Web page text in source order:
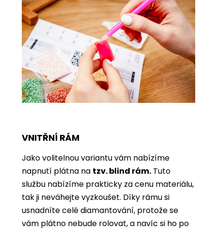
VNITŘNÍ RÁM
Jako volitelnou variantu vám nabízíme
napnutí plátna na tzv. blind rám. Tuto
službu nabízíme prakticky za cenu materiálu,
tak ji neváhejte vyzkoušet. Díky rámu si
usnadníte celé diamantování, protože se
vám plátno nebude rolovat, a navíc si ho po